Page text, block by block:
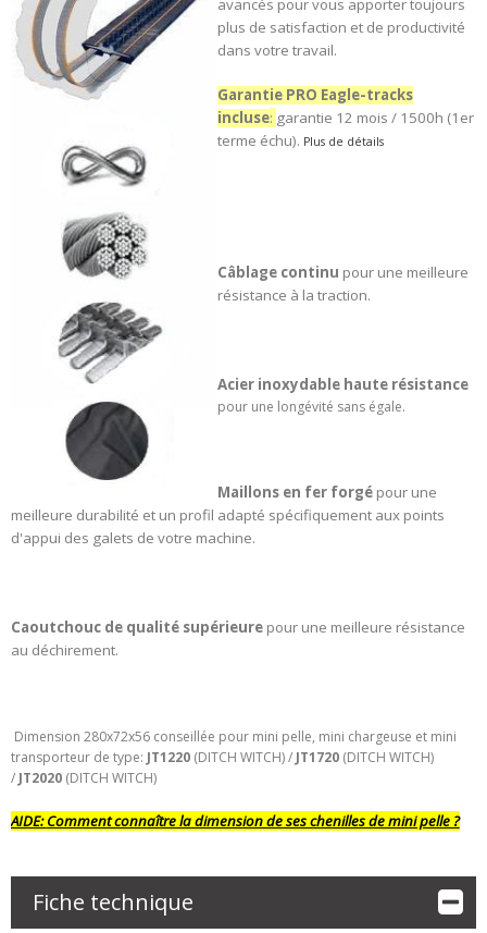
avancés pour vous apporter toujours
plus de satisfaction et de productivité
dans votre travail.
Garantie PRO Eagle-tracks
incluse: garantie 12 mois / 1500h (1er
terme échu). Plus de détails
Câblage continu pour une meilleure
résistance à la traction.
Acier inoxydable haute résistance
pour une longévité sans égale.
Maillons en fer forgépour une
meilleure durabilité et un profil adapté spécifiquement aux points
d'appui des galets de votre machine.
Caoutchouc de qualité supérieurepour une meilleure résistance
au déchirement.
Dimension 280x72x56 conseillée pour mini pelle, mini chargeuse et mini
transporteur de type: JT1220(DITCH WITCH) / JT1720(DITCH WITCH)
/ JT2020(DITCH WITCH)
AIDE:Comment connaître la dimension de ses chenilles de mini pelle ?
Fiche technique